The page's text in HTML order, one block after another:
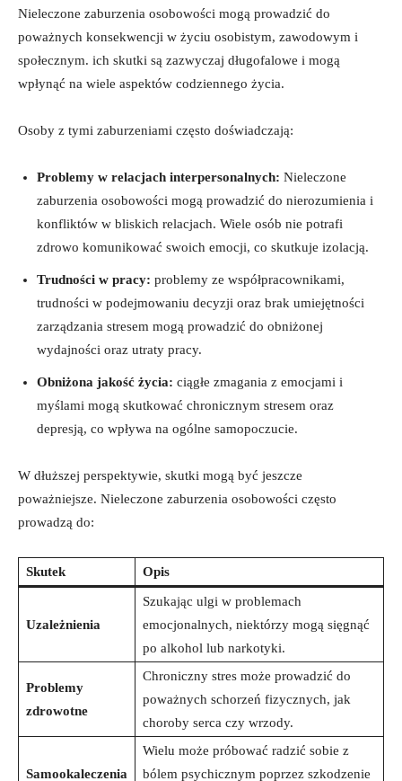
Nieleczone zaburzenia osobowości ⁢mogą⁤ prowadzić do
poważnych konsekwencji w życiu osobistym, zawodowym i
społecznym. ich skutki są zazwyczaj długofalowe i mogą
wpłynąć ⁣na wiele ⁣aspektów codziennego życia.
Osoby​ z ⁤tymi zaburzeniami często doświadczają:
Problemy w relacjach interpersonalnych: Nieleczone
zaburzenia osobowości ⁢mogą prowadzić do nierozumienia i
konfliktów‌ w bliskich relacjach. Wiele osób ​nie potrafi
zdrowo komunikować swoich emocji, co skutkuje izolacją.
Trudności w pracy: problemy ze⁢ współpracownikami,
trudności w podejmowaniu decyzji oraz brak umiejętności
zarządzania stresem mogą prowadzić ⁢do obniżonej
wydajności oraz utraty⁢ pracy.
Obniżona jakość życia: ciągłe zmagania z emocjami i
myślami mogą skutkować chronicznym stresem ⁤oraz
depresją, co‌ wpływa na ogólne samopoczucie.
W ⁤dłuższej⁢ perspektywie, skutki mogą⁣ być ⁢jeszcze
poważniejsze.‌ Nieleczone‍ zaburzenia osobowości często
prowadzą do:
Skutek Opis
Uzależnienia
Szukając ulgi w problemach
emocjonalnych, niektórzy mogą ⁢sięgnąć
po alkohol lub narkotyki.
Problemy​
zdrowotne
Chroniczny ⁣stres może ‍prowadzić do
poważnych schorzeń fizycznych,​ jak
⁢choroby serca czy wrzody.
Samookaleczenia
Wielu może próbować radzić sobie​ z
bólem psychicznym‌ poprzez szkodzenie